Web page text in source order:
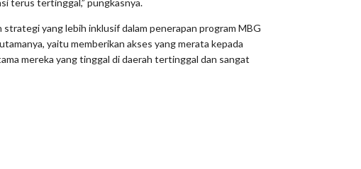
terus tertinggal,” pungkasnya.
strategi yang lebih inklusif dalam penerapan program MBG
yaitu memberikan akses yang merata kepada
mereka yang tinggal di daerah tertinggal dan sangat